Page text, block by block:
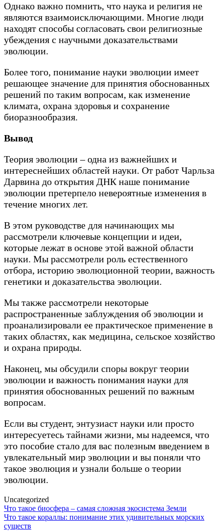
Однако важно помнить, что наука и религия не
являются взаимоисключающими. Многие люди
находят способы согласовать свои религиозные
убеждения с научными доказательствами
эволюции.
Более того, понимание науки эволюции имеет
решающее значение для принятия обоснованных
решений по таким вопросам, как изменение
климата, охрана здоровья и сохранение
биоразнообразия.
Вывод
Теория эволюции – одна из важнейших и
интереснейших областей науки. От работ Чарльза
Дарвина до открытия ДНК наше понимание
эволюции претерпело невероятные изменения в
течение многих лет.
В этом руководстве для начинающих мы
рассмотрели ключевые концепции и идеи,
которые лежат в основе этой важной области
науки. Мы рассмотрели роль естественного
отбора, историю эволюционной теории, важность
генетики и доказательства эволюции.
Мы также рассмотрели некоторые
распространенные заблуждения об эволюции и
проанализировали ее практическое применение в
таких областях, как медицина, сельское хозяйство
и охрана природы.
Наконец, мы обсудили споры вокруг теории
эволюции и важность понимания науки для
принятия обоснованных решений по важным
вопросам.
Если вы студент, энтузиаст науки или просто
интересуетесь тайнами жизни, мы надеемся, что
это пособие стало для вас полезным введением в
увлекательный мир эволюции и вы поняли что
такое эволюция и узнали больше о теории
эволюции.
Uncategorized
Post
navigation
Что такое биосфера – самая сложная экосистема Земли
Что такое кораллы: понимание этих удивительных морских
существ